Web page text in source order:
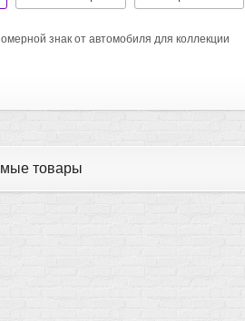
знак от автомобиля для коллекции
товары